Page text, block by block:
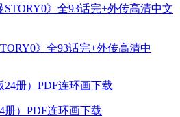
》全93话完+外传高清中
册）PDF连环画下载